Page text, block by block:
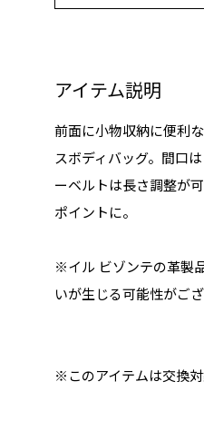
アイテム説明
前面に小物収納に便利
スボディバッグ。間口
ーベルトは長さ調整が
ポイントに。
※イル ビゾンテの革製
いが生じる可能性がご
※このアイテムは交換